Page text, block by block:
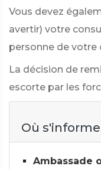
Vous devez
avertir) votre
personne de votre
La décision de
escorte par les
Où
Ambassade